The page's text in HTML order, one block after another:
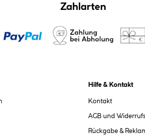
Zahlarten
Hilfe & Kontakt
Kontakt
AGB und
Rückgabe &